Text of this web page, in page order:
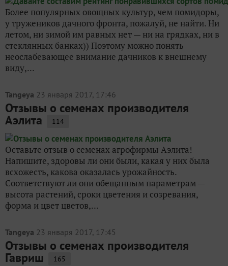
Более популярных овощных культур, чем помидоры,
у тружеников дачного фронта, пожалуй, не найти. Ни
летом, ни зимой им равных нет — ни на грядках, ни в
стеклянных банках)) Поэтому можно понять
неослабевающее внимание дачников к внешнему
виду,...
Tangeya 23 января 2017, 17:46
Отзывы о семенах производителя
Аэлита 114
Оставьте отзыв о семенах агрофирмы Аэлита!
Напишите, здоровы ли они были, какая у них была
всхожесть, какова оказалась урожайность.
Соответствуют ли они обещанным параметрам —
высота растений, сроки цветения и созревания,
форма и цвет цветов,...
Tangeya 23 января 2017, 17:45
Отзывы о семенах производителя
Гавриш 165